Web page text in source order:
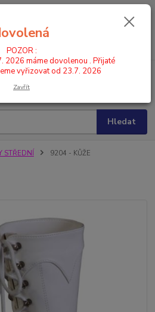
2026 máme dovolenou . Přijaté
Hledat
STŘEDNÍ 9204 - KŮŽE
POZOR :
2026 máme dovolenou . Přijaté
vyřizovat od 23.7. 2026
Zavřít